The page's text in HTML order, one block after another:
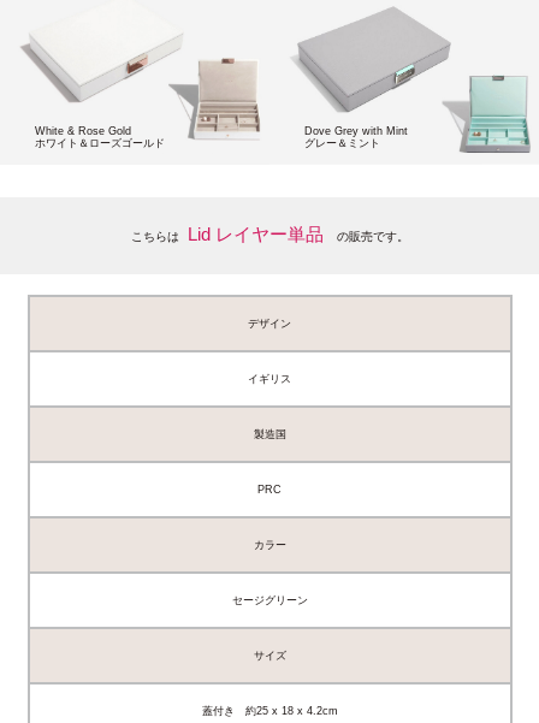
White & Rose Gold
ホワイト＆ローズゴールド
Dove Grey with Mint
グレー＆ミント
こちらは Lid レイヤー単品 の販売です。
デザイン
イギリス
製造国
PRC
カラー
セージグリーン
サイズ
蓋付き 約25 x 18 x 4.2cm